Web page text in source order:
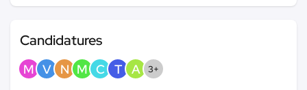
Candidatures
M V N M C T A 3+